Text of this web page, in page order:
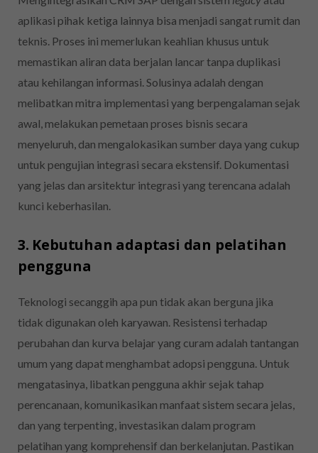
aplikasi pihak ketiga lainnya bisa menjadi sangat rumit dan
teknis. Proses ini memerlukan keahlian khusus untuk
memastikan aliran data berjalan lancar tanpa duplikasi
atau kehilangan informasi. Solusinya adalah dengan
melibatkan mitra implementasi yang berpengalaman sejak
awal, melakukan pemetaan proses bisnis secara
menyeluruh, dan mengalokasikan sumber daya yang cukup
untuk pengujian integrasi secara ekstensif. Dokumentasi
yang jelas dan arsitektur integrasi yang terencana adalah
kunci keberhasilan.
3. Kebutuhan adaptasi dan pelatihan
pengguna
Teknologi secanggih apa pun tidak akan berguna jika
tidak digunakan oleh karyawan. Resistensi terhadap
perubahan dan kurva belajar yang curam adalah tantangan
umum yang dapat menghambat adopsi pengguna. Untuk
mengatasinya, libatkan pengguna akhir sejak tahap
perencanaan, komunikasikan manfaat sistem secara jelas,
dan yang terpenting, investasikan dalam program
pelatihan yang komprehensif dan berkelanjutan. Pastikan